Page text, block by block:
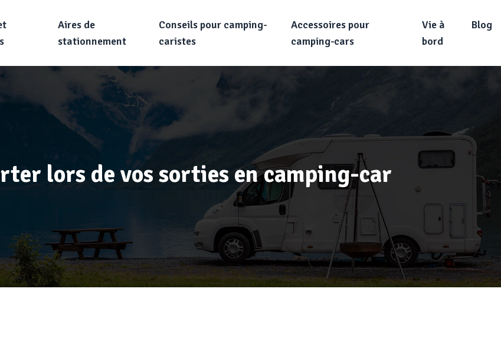
Aires de
stationnement
Conseils pour camping-
caristes
Accessoires pour
camping-cars
Vie à
bord
Blog
lors de vos sorties en camping-car